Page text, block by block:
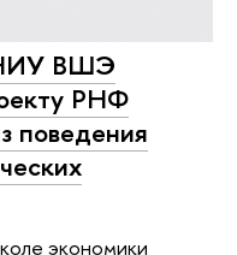
НИУ ВШЭ
РНФ
поведения
экономики